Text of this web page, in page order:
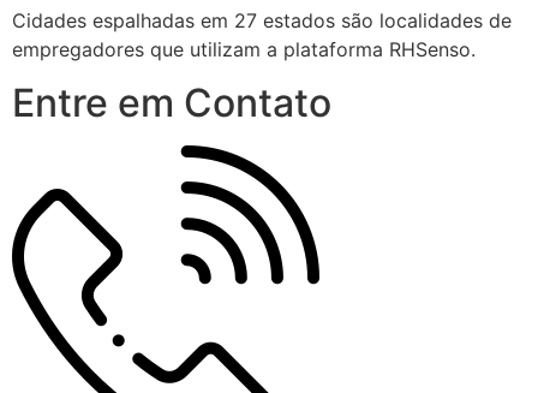
Cidades espalhadas em 27 estados são localidades de
empregadores que utilizam a plataforma RHSenso.
Entre em Contato